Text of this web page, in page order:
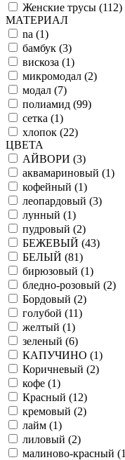
Женские трусы (112)
МАТЕРИАЛ
na (1)
бамбук (3)
вискоза (1)
микромодал (2)
модал (7)
полиамид (99)
сетка (1)
хлопок (22)
ЦВЕТА
АЙВОРИ (3)
аквамариновый (1)
кофейный (1)
леопардовый (3)
лунный (1)
пудровый (2)
БЕЖЕВЫЙ (43)
БЕЛЫЙ (81)
бирюзовый (1)
бледно-розовый (2)
Бордовый (2)
голубой (11)
желтый (1)
зеленый (6)
КАПУЧИНО (1)
Коричневый (2)
кофе (1)
Красный (12)
кремовый (2)
лайм (1)
лиловый (2)
малиново-красный (1